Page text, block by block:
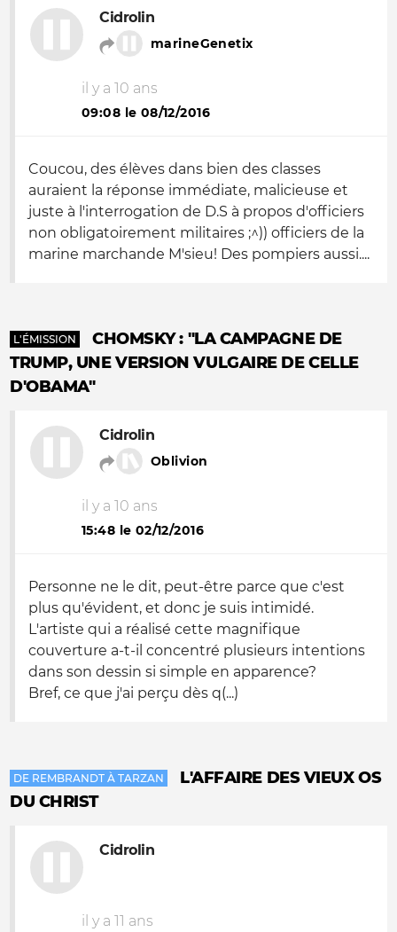
Cidrolin
marineGenetix
il y a 10 ans
09:08 le 08/12/2016
Coucou, des élèves dans bien des classes
auraient la réponse immédiate, malicieuse et
juste à l'interrogation de D.S à propos d'officiers
non obligatoirement militaires ;^)) officiers de la
marine marchande M'sieu! Des pompiers aussi....
L'ÉMISSION
CHOMSKY : "LA CAMPAGNE DE
TRUMP, UNE VERSION VULGAIRE DE CELLE
D'OBAMA"
Cidrolin
Oblivion
il y a 10 ans
15:48 le 02/12/2016
Personne ne le dit, peut-être parce que c'est
plus qu'évident, et donc je suis intimidé.
L'artiste qui a réalisé cette magnifique
couverture a-t-il concentré plusieurs intentions
dans son dessin si simple en apparence?
Bref, ce que j'ai perçu dès q(...)
DE REMBRANDT À TARZAN
L'AFFAIRE DES VIEUX OS
DU CHRIST
Cidrolin
il y a 11 ans